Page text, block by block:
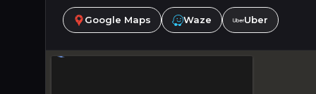
Google Maps Waze Uber